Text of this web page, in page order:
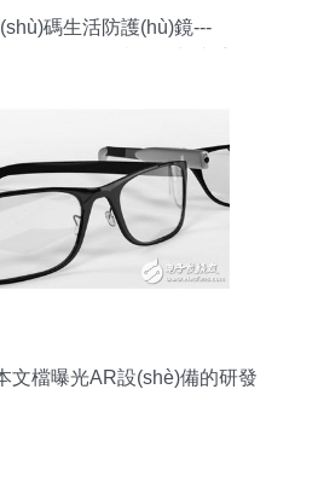
碼生活防護(hù)鏡---
文檔曝光AR設(shè)備的研發